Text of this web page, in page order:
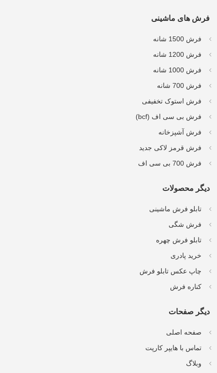
فرش های ماشینی
فرش 1500 شانه
فرش 1200 شانه
فرش 1000 شانه
فرش 700 شانه
فرش استوک تخفیفی
فرش بی سی اف (bcf)
فرش آشپزخانه
فرش قرمز لاکی جدید
فرش 700 بی سی اف
دیگر محصولات
تابلو فرش ماشینی
فرش شگی
تابلو فرش چهره
خرید پادری
چاپ عکس تابلو فرش
کناره فرش
دیگر صفحات
صفحه اصلی
تماس با هایپر کارپت
وبلاگ